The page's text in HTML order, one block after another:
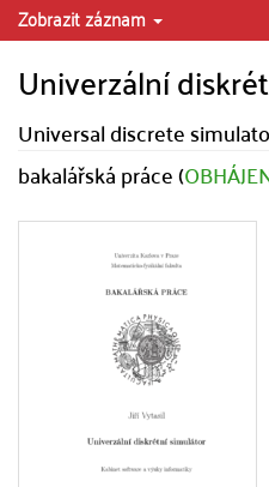
Zobrazit záznam
Univerzální
Universal discrete
bakalářská práce (